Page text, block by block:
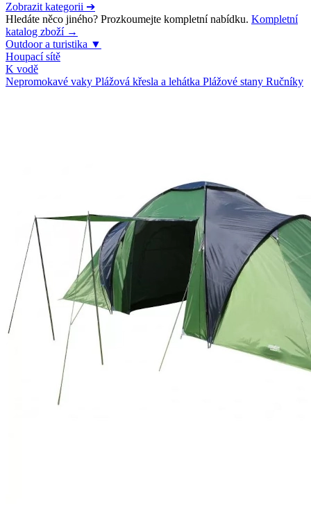
Zobrazit kategorii ➔
Hledáte něco jiného? Prozkoumejte kompletní nabídku. Kompletní
katalog zboží →
Outdoor a turistika ▼
Houpací sítě
K vodě
Nepromokavé vaky Plážová křesla a lehátka Plážové stany Ručníky